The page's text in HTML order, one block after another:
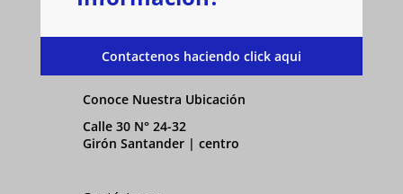
Contactenos haciendo click aqui
Conoce Nuestra Ubicación
Calle 30 N° 24-32
Girón Santander | centro